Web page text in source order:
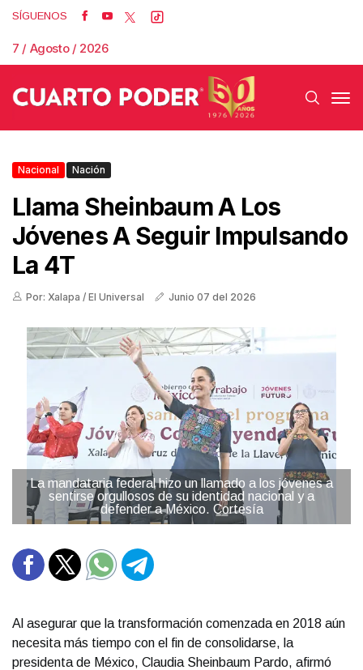
SÍGUENOS
7 / Agosto / 2026
Nacional Nación
Llama Sheinbaum A Los
Jóvenes A Seguir Impulsando
La 4T
Por: Xalapa / El Universal Junio 07 del 2026
La mandataria federal hizo un llamado a los jóvenes a
sentirse orgullosos de su identidad nacional y a
defender a México. Cortesía
Al asegurar que la transformación comenzada en 2018 aún
necesita más tiempo con el fin de consolidarse, la
presidenta de México, Claudia Sheinbaum Pardo, afirmó